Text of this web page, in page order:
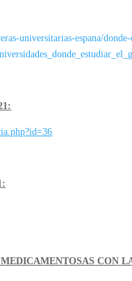
universitarias-espana/
CON